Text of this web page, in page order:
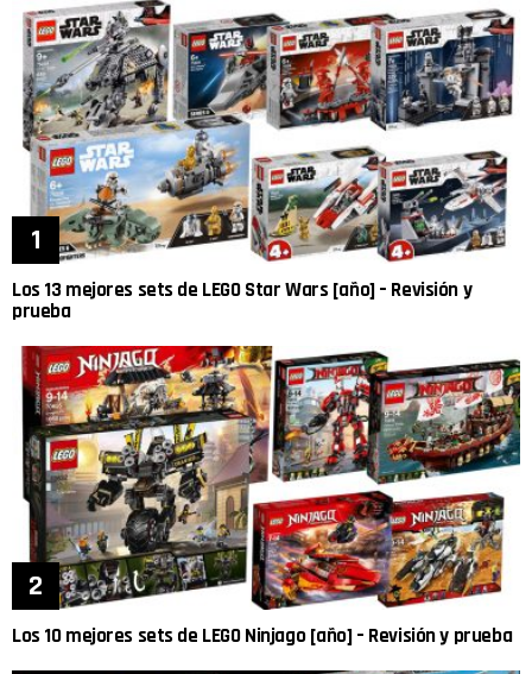
Los 13 mejores sets de LEGO Star Wars [año] – Revisión y
prueba
Los 10 mejores sets de LEGO Ninjago [año] – Revisión y prueba